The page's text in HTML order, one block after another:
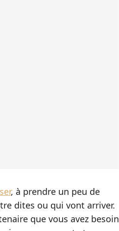
, à prendre un peu de
dites ou qui vont arriver.
que vous avez besoin